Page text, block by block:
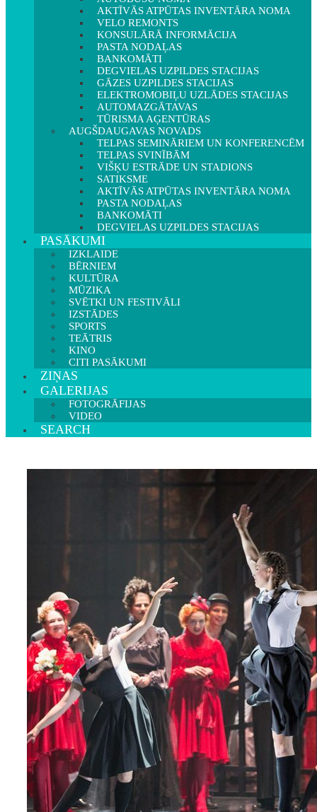
AKTĪVĀS ATPŪTAS INVENTĀRA NOMA
VELO REMONTS
KONSULĀRĀ INFORMĀCIJA
PASTA NODAĻAS
BANKOMĀTI
DEGVIELAS UZPILDES STACIJAS
GĀZES UZPILDES STACIJAS
ELEKTROMOBIĻU UZLĀDES STACIJAS
AUTOMAZGĀTAVAS
TŪRISMA AĢENTŪRAS
AUGŠDAUGAVAS NOVADS
TELPAS SEMINĀRIEM UN KONFERENCĒM
TELPAS SVINĪBĀM
VIŠĶU ESTRĀDE UN STADIONS
SATIKSME
AKTĪVĀS ATPŪTAS INVENTĀRA NOMA
PASTA NODAĻAS
BANKOMĀTI
DEGVIELAS UZPILDES STACIJAS
PASĀKUMI
IZKLAIDE
BĒRNIEM
KULTŪRA
MŪZIKA
SVĒTKI UN FESTIVĀLI
IZSTĀDES
SPORTS
TEĀTRIS
KINO
CITI PASĀKUMI
ZIŅAS
GALERIJAS
FOTOGRĀFIJAS
VIDEO
SEARCH